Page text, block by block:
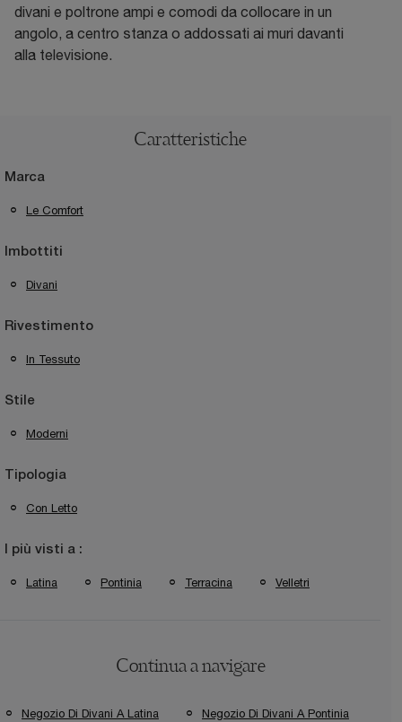
divani e poltrone ampi e comodi da collocare in un
angolo, a centro stanza o addossati ai muri davanti
alla televisione.
Caratteristiche
Marca
Le Comfort
Imbottiti
Divani
Rivestimento
In Tessuto
Stile
Moderni
Tipologia
Con Letto
I più visti a :
Latina Pontinia Terracina Velletri
Continua a navigare
Negozio Di Divani A Latina Negozio Di Divani A Pontinia